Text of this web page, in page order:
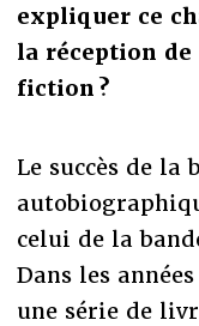
expliquer ce
la réception de
fiction ?
Le succès de la
celui de la
Dans les
une série de